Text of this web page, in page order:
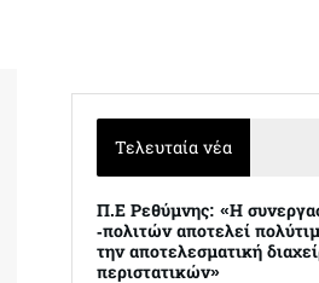
Τελευταία νέα
Π.Ε Ρεθύμνης: «Η
-πολιτών αποτελεί
την αποτελεσματική
περιστατικών»